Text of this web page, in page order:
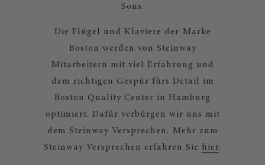
Sons.
Die Flügel und Klaviere der Marke
Boston werden von Steinway
Mitarbeitern mit viel Erfahrung und
dem richtigen Gespür fürs Detail im
Boston Quality Center in Hamburg
optimiert. Dafür verbürgen wir uns mit
dem Steinway Versprechen. Mehr zum
Steinway Versprechen erfahren Sie hier.